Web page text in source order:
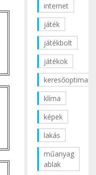
internet
játék
játékbolt
játékok
klíma
képek
lakás
műanyag
ablak